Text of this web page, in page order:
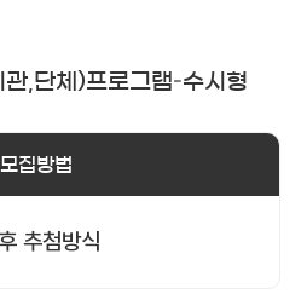
,단체)프로그램–수시형
모집방법
추첨방식